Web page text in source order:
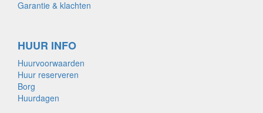
Garantie & klachten
HUUR INFO
Huurvoorwaarden
Huur reserveren
Borg
Huurdagen